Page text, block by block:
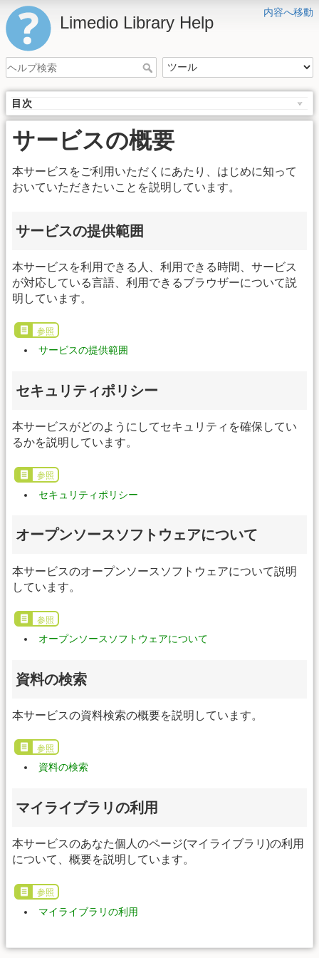
内容へ移動
Limedio Library Help
目次
サービスの概要
本サービスをご利用いただくにあたり、はじめに知って
おいていただきたいことを説明しています。
サービスの提供範囲
本サービスを利用できる人、利用できる時間、サービス
が対応している言語、利用できるブラウザーについて説
明しています。
参照
サービスの提供範囲
セキュリティポリシー
本サービスがどのようにしてセキュリティを確保してい
るかを説明しています。
参照
セキュリティポリシー
オープンソースソフトウェアについて
本サービスのオープンソースソフトウェアについて説明
しています。
参照
オープンソースソフトウェアについて
資料の検索
本サービスの資料検索の概要を説明しています。
参照
資料の検索
マイライブラリの利用
本サービスのあなた個人のページ(マイライブラリ)の利用
について、概要を説明しています。
参照
マイライブラリの利用